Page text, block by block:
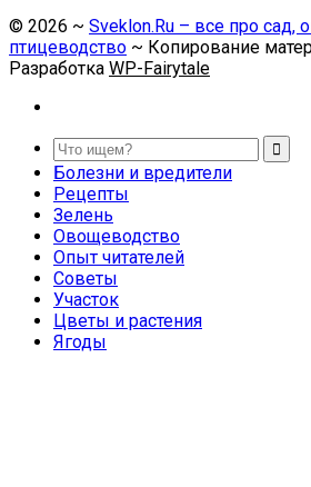
© 2026 ~ Sveklon.Ru – все про сад,
птицеводство ~ Копирование
Разработка WP-Fairytale
Болезни и вредители
Рецепты
Зелень
Овощеводство
Опыт читателей
Советы
Участок
Цветы и растения
Ягоды